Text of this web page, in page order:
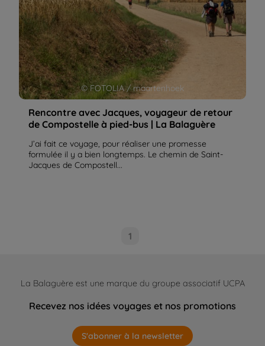
© FOTOLIA / maartenhoek
Rencontre avec Jacques, voyageur de retour
de Compostelle à pied-bus | La Balaguère
J’ai fait ce voyage, pour réaliser une promesse
formulée il y a bien longtemps. Le chemin de Saint-
Jacques de Compostell...
1
La Balaguère est une marque du groupe associatif UCPA
Recevez nos idées voyages et nos promotions
S'abonner à la newsletter